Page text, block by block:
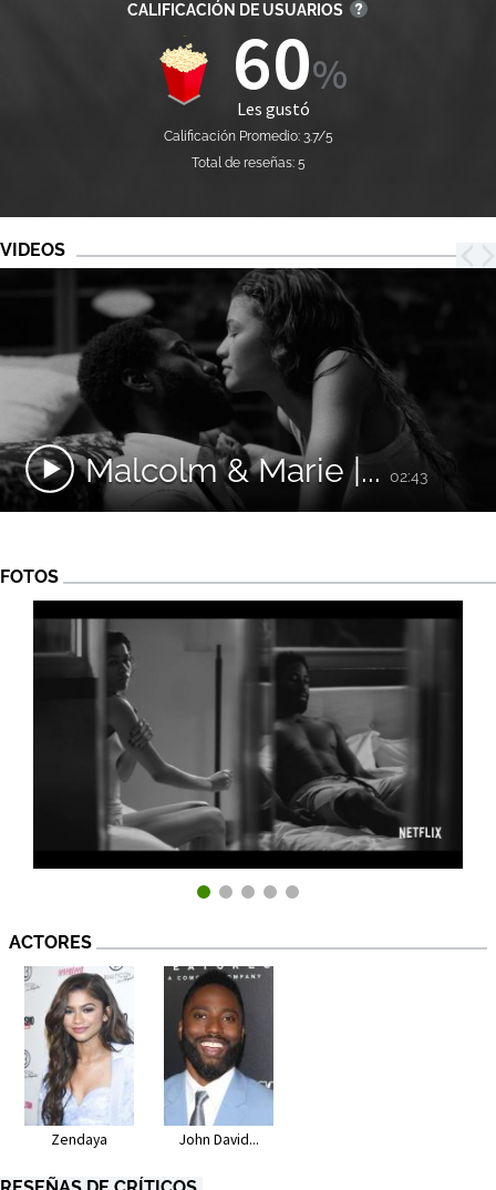
CALIFICACIÓN DE USUARIOS
60
Les gustó
Calificación Promedio: 3.7/5
Total de reseñas: 5
VIDEOS
Malcolm & Marie |... 02:43
FOTOS
ACTORES
Zendaya John David...